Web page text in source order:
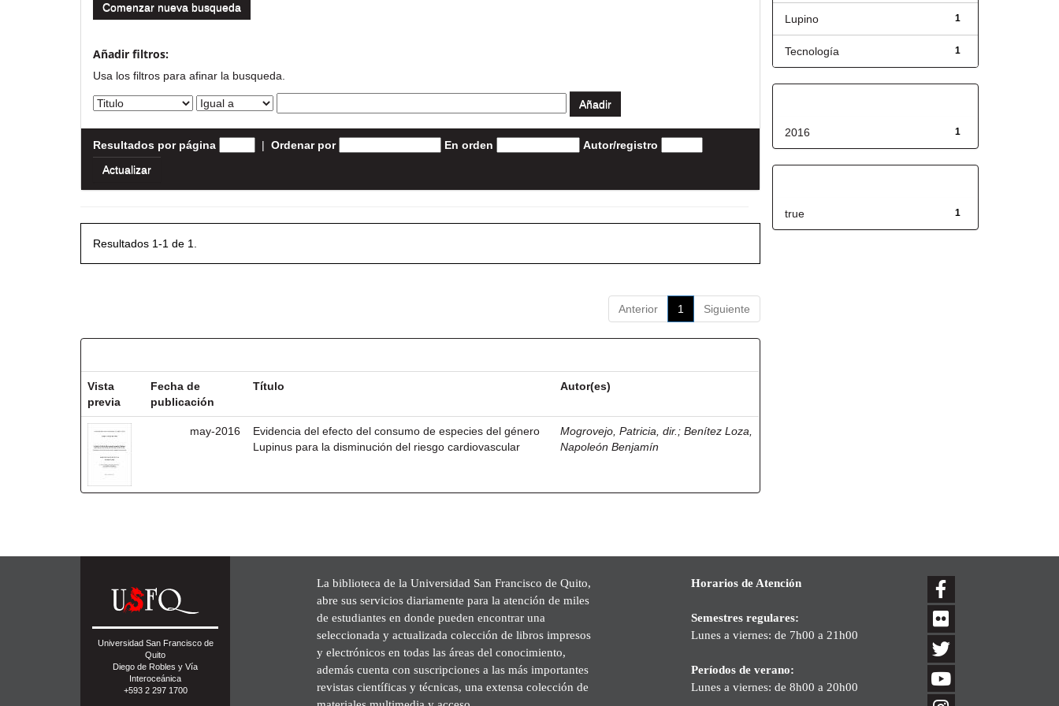
Comenzar nueva busqueda
Añadir filtros:
Usa los filtros para afinar la busqueda.
Resultados por página | Ordenar por En orden Autor/registro
Resultados 1-1 de 1.
Anterior 1 Siguiente
Vista
previa
Fecha de
publicación
Título Autor(es)
may-2016
Evidencia del efecto del consumo de especies del género
Lupinus para la disminución del riesgo cardiovascular
Mogrovejo, Patricia, dir. ;Benítez Loza,
Napoleón Benjamín
1
Lupino
1
Tecnología
1
2016
1
true
Universidad San Francisco de
Quito
Diego de Robles y Vía
Interoceánica
+593 2 297 1700
La biblioteca de la Universidad San Francisco de Quito,
abre sus servicios diariamente para la atención de miles
de estudiantes en donde pueden encontrar una
seleccionada y actualizada colección de libros impresos
y electrónicos en todas las áreas del conocimiento,
además cuenta con suscripciones a las más importantes
revistas científicas y técnicas, una extensa colección de
Horarios de Atención
Semestres regulares:
Lunes a viernes: de 7h00 a 21h00
Períodos de verano:
Lunes a viernes: de 8h00 a 20h00